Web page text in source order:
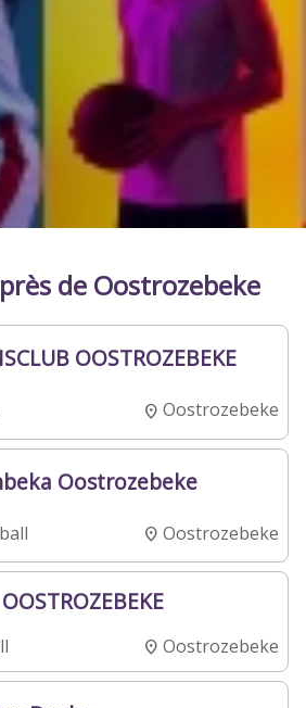
de Oostrozebeke
OOSTROZEBEKE
Oostrozebeke
Oostrozebeke
Oostrozebeke
Oostrozebeke